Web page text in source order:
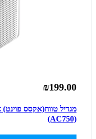
₪199.00
(AC750)